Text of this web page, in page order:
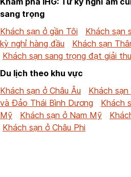
sang trọng
Khách sạn ở gần Tôi
Khách sạn
kỳ nghỉ hàng đầu
Khách sạn
Khách sạn sang trọng đạt giải
Du lịch theo khu vực
Khách sạn ở Châu Âu
Khách sạn
và Đảo Thái Bình Dương
Khách
Mỹ
Khách sạn ở Nam Mỹ
Khách sạn ở Châu Phi